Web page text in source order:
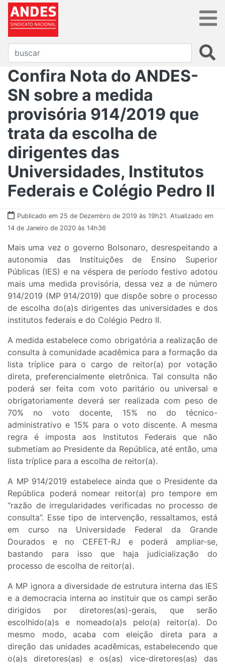
Confira Nota do ANDES-
SN sobre a medida
provisória 914/2019 que
trata da escolha de
dirigentes das
Universidades, Institutos
Federais e Colégio Pedro II
Publicado em 25 de Dezembro de 2019 às 19h21. Atualizado em
14 de Janeiro de 2020 às 14h36
Mais uma vez o governo Bolsonaro, desrespeitando a
autonomia das Instituições de Ensino Superior
Públicas (IES) e na véspera de período festivo adotou
mais uma medida provisória, dessa vez a de número
914/2019 (MP 914/2019) que dispõe sobre o processo
de escolha do(a)s dirigentes das universidades e dos
institutos federais e do Colégio Pedro II.
A medida estabelece como obrigatória a realização de
consulta à comunidade acadêmica para a formação da
lista tríplice para o cargo de reitor(a) por votação
direta, preferencialmente eletrônica. Tal consulta não
poderá ser feita com voto paritário ou universal e
obrigatoriamente deverá ser realizada com peso de
70% no voto docente, 15% no do técnico-
administrativo e 15% para o voto discente. A mesma
regra é imposta aos Institutos Federais que não
submetiam ao Presidente da República, até então, uma
lista tríplice para a escolha de reitor(a).
A MP 914/2019 estabelece ainda que o Presidente da
República poderá nomear reitor(a) pro tempore em
“razão de irregularidades verificadas no processo de
consulta”. Esse tipo de intervenção, ressaltamos, está
em curso na Universidade Federal da Grande
Dourados e no CEFET-RJ e poderá ampliar-se,
bastando para isso que haja judicialização do
processo de escolha de reitor(a).
A MP ignora a diversidade de estrutura interna das IES
e a democracia interna ao instituir que os campi serão
dirigidos por diretores(as)-gerais, que serão
escolhido(a)s e nomeado(a)s pelo(a) reitor(a). Do
mesmo modo, acaba com eleição direta para a
direção das unidades acadêmicas, estabelecendo que
o(a)s diretores(as) e os(as) vice-diretores(as) das